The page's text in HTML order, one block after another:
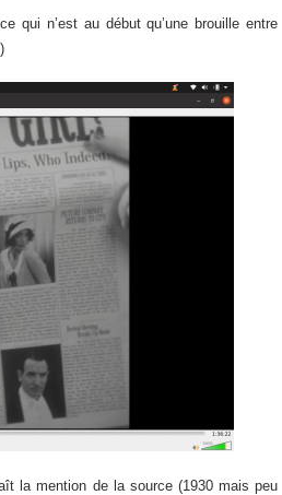
qui n’est au début qu’une brouille entre
la mention de la source (1930 mais peu